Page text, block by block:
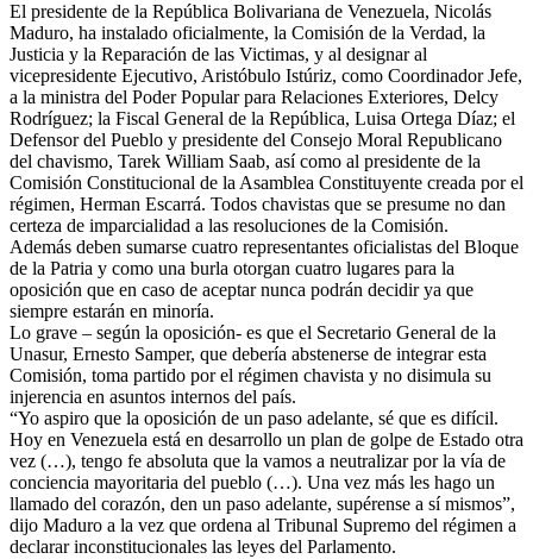
El presidente de la República Bolivariana de Venezuela, Nicolás
Maduro, ha instalado oficialmente, la Comisión de la Verdad, la
Justicia y la Reparación de las Victimas, y al designar al
vicepresidente Ejecutivo, Aristóbulo Istúriz, como Coordinador Jefe,
a la ministra del Poder Popular para Relaciones Exteriores, Delcy
Rodríguez; la Fiscal General de la República, Luisa Ortega Díaz; el
Defensor del Pueblo y presidente del Consejo Moral Republicano
del chavismo, Tarek William Saab, así como al presidente de la
Comisión Constitucional de la Asamblea Constituyente creada por el
régimen, Herman Escarrá. Todos chavistas que se presume no dan
certeza de imparcialidad a las resoluciones de la Comisión.
Además deben sumarse cuatro representantes oficialistas del Bloque
de la Patria y como una burla otorgan cuatro lugares para la
oposición que en caso de aceptar nunca podrán decidir ya que
siempre estarán en minoría.
Lo grave – según la oposición- es que el Secretario General de la
Unasur, Ernesto Samper, que debería abstenerse de integrar esta
Comisión, toma partido por el régimen chavista y no disimula su
injerencia en asuntos internos del país.
“Yo aspiro que la oposición de un paso adelante, sé que es difícil.
Hoy en Venezuela está en desarrollo un plan de golpe de Estado otra
vez (…), tengo fe absoluta que la vamos a neutralizar por la vía de
conciencia mayoritaria del pueblo (…). Una vez más les hago un
llamado del corazón, den un paso adelante, supérense a sí mismos”,
dijo Maduro a la vez que ordena al Tribunal Supremo del régimen a
declarar inconstitucionales las leyes del Parlamento.